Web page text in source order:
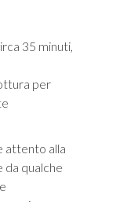
35 minuti,
per
attento alla
da qualche